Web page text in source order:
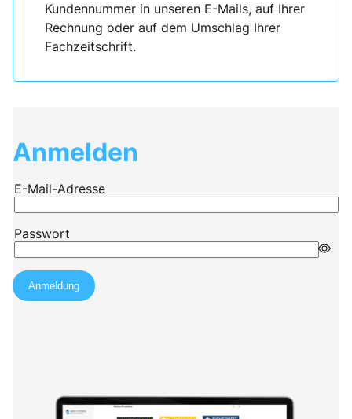
Kundennummer in unseren E-Mails, auf Ihrer
Rechnung oder auf dem Umschlag Ihrer
Fachzeitschrift.
Anmelden